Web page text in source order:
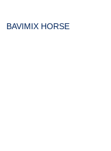
BAVIMIX HORSE